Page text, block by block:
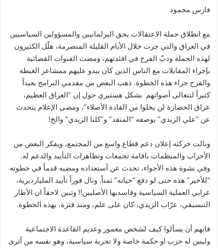
فارس محمود
مع انطلاق حملة الاعتقالات بحق البرلمانيين والمسؤولين السياسيين
في العراق والتي جرت خلال الأيام القليلة المنصرمة، هلّل الكثيرون
لهذه الحملة ودبّ الفرح في افئدتهم، ومضت القنوات الفضائية
بإجراء المقابلات مع الناس الذين كان يبدو عليهم ممشاعر الغبطة
والفرح جراء هذه الخطوة. ذهب البعض من مقدمي البرامج بعيداً
كثيراً لتتعالى أصواتهم بشكل هستيري حول إن “العراق العظيم،
عراق الحضارة لن يخلوا من القادة الأصلاء”، ومضى الإعلام يتحدث
عن “علي الزيدي” بوصفه “المنقذ” و”كلنا الزيدي” والخ!
ونالت حركته إعلان دعم قطاع واسع من المجتمع، ويفكر البعض من
الأحزاب والمنظمات باقامة تجمعات وتظاهرات التأييد والدعم له.
وفي نشوة هذه الأجواء، تحدث عن أستعداده ومضيه قدماً في خطوته
“للأخير” هذه حتى لو دفع “حياته” ثمناً. ونال فوراً تأييد المليارديرية،
عرابي العملية السياسية وفاسديها الأصليين!! وتبين لاحقاً ان الأطار
التنسيقي، عرّاب الزيدي، كان على علم، ومنذ فترة، بهذه الخطوة.
فاتهم أن يسألوا كيف لشخص مغمور وعديم القاعدة الاجتماعية
وليس له حزب او حكمة خاصة ولا تجربة سياسية، وهو نفسه من أثرى